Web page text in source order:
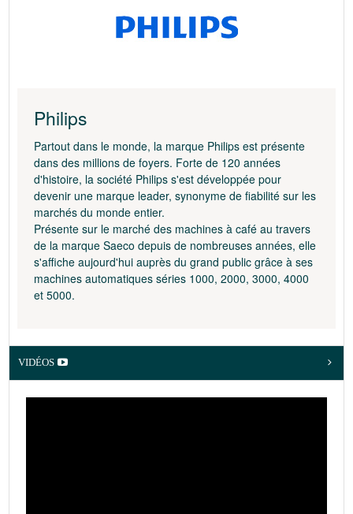
Philips
Partout dans le monde, la marque Philips est présente
dans des millions de foyers. Forte de 120 années
d'histoire, la société Philips s'est développée pour
devenir une marque leader, synonyme de fiabilité sur les
marchés du monde entier.
Présente sur le marché des machines à café au travers
de la marque Saeco depuis de nombreuses années, elle
s'affiche aujourd'hui auprès du grand public grâce à ses
machines automatiques séries 1000, 2000, 3000, 4000
et 5000.
VIDÉOS